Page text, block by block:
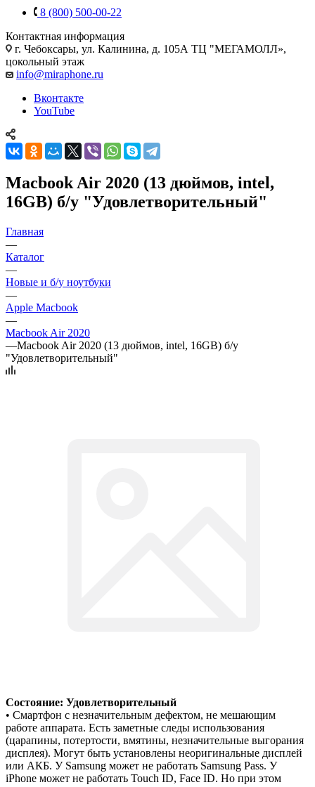
8 (800) 500-00-22
Контактная информация
г. Чебоксары, ул. Калинина, д. 105А ТЦ "МЕГАМОЛЛ»,
цокольный этаж
info@miraphone.ru
Вконтакте
YouTube
Macbook Air 2020 (13 дюймов, intel,
16GB) б/у "Удовлетворительный"
Главная
—
Каталог
—
Новые и б/у ноутбуки
—
Apple Macbook
—
Macbook Air 2020
—Macbook Air 2020 (13 дюймов, intel, 16GB) б/у
"Удовлетворительный"
Состояние: Удовлетворительный
• Смартфон с незначительным дефектом, не мешающим
работе аппарата. Есть заметные следы использования
(царапины, потертости, вмятины, незначительные выгорания
дисплея). Могут быть установлены неоригинальные дисплей
или АКБ. У Samsung может не работать Samsung Pass. У
iPhone может не работать Touch ID, Face ID. Но при этом